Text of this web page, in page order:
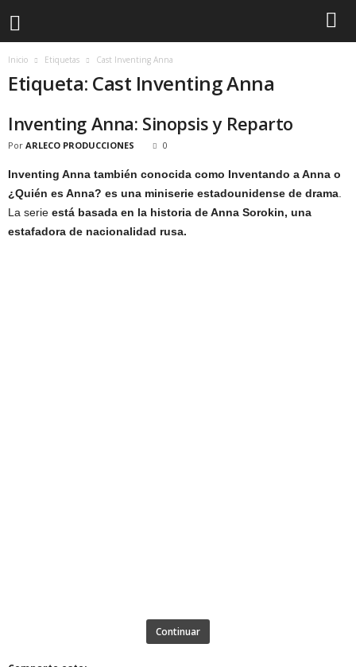
Inicio Etiquetas Cast Inventing Anna
Etiqueta: Cast Inventing Anna
Inventing Anna: Sinopsis y Reparto
Por ARLECO PRODUCCIONES 0
Inventing Anna también conocida como Inventando a Anna o
¿Quién es Anna? es una miniserie estadounidense de drama
La serie está basada en la historia de Anna Sorokin, una
estafadora de nacionalidad rusa.
Continuar